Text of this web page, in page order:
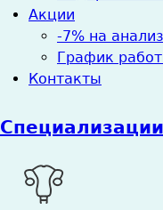
Акции
-7% на
График
Контакты
Специализации